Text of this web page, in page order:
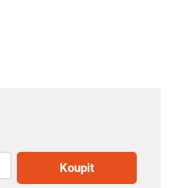
Koupit